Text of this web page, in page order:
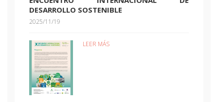
DESARROLLO SOSTENIBLE
2025/11/19
LEER MÁS